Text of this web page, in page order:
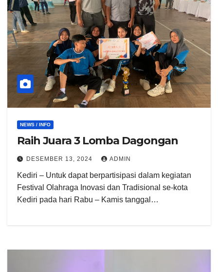
NEWS / INFO
Raih Juara 3 Lomba Dagongan
DESEMBER 13, 2024 ADMIN
Kediri – Untuk dapat berpartisipasi dalam kegiatan
Festival Olahraga Inovasi dan Tradisional se-kota
Kediri pada hari Rabu – Kamis tanggal…